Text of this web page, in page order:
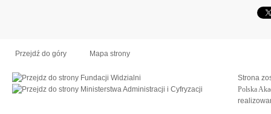
Przejdź do góry Mapa strony
Strona
Polska